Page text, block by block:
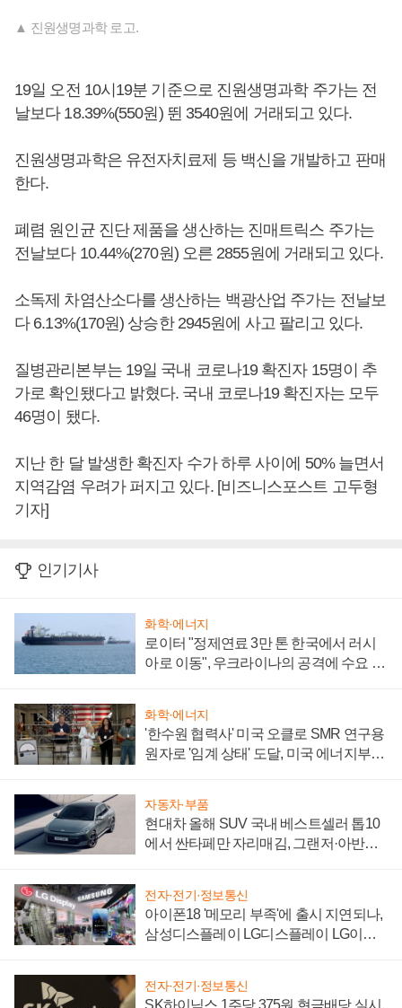
▲ 진원생명과학 로고.
19일 오전 10시19분 기준으로 진원생명과학 주가는 전
날보다 18.39%(550원) 뛴 3540원에 거래되고 있다.
진원생명과학은 유전자치료제 등 백신을 개발하고 판매
한다.
폐렴 원인균 진단 제품을 생산하는 진매트릭스 주가는
전날보다 10.44%(270원) 오른 2855원에 거래되고 있다.
소독제 차염산소다를 생산하는 백광산업 주가는 전날보
다 6.13%(170원) 상승한 2945원에 사고 팔리고 있다.
질병관리본부는 19일 국내 코로나19 확진자 15명이 추
가로 확인됐다고 밝혔다. 국내 코로나19 확진자는 모두
46명이 됐다.
지난 한 달 발생한 확진자 수가 하루 사이에 50% 늘면서
지역감염 우려가 퍼지고 있다. [비즈니스포스트 고두형
기자]
인기기사
화학·에너지
로이터 "정제연료 3만 톤 한국에서 러시
아로 이동", 우크라이나의 공격에 수요 늘
화학·에너지
'한수원 협력사' 미국 오클로 SMR 연구용
원자로 '임계 상태' 도달, 미국 에너지부
자동차·부품
현대차 올해 SUV 국내 베스트셀러 톱10
에서 싼타페만 자리매김, 그랜저·아반떼
전자·전기·정보통신
아이폰18 '메모리 부족'에 출시 지연되나,
삼성디스플레이 LG디스플레이 LG이노
전자·전기·정보통신
SK하이닉스 1주당 375원 현금배당 실시,